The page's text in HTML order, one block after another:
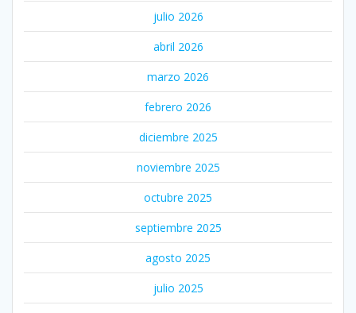
julio 2026
abril 2026
marzo 2026
febrero 2026
diciembre 2025
noviembre 2025
octubre 2025
septiembre 2025
agosto 2025
julio 2025